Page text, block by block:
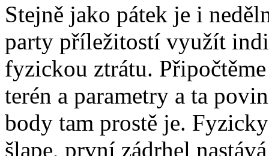
Stejně jako pátek je i
party příležitostí využít
fyzickou ztrátu.
terén a parametry a ta
body tam prostě je.
šlape, první zádrhel